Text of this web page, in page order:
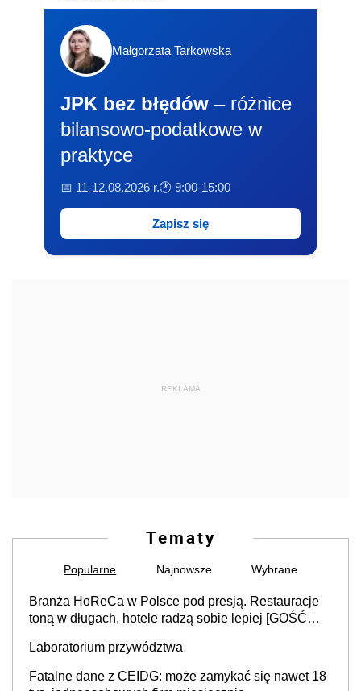
Małgorzata Tarkowska
JPK bez błędów – różnice
bilansowo-podatkowe w
praktyce
📅 11-12.08.2026 r.🕐 9:00-15:00
Zapisz się
REKLAMA
Tematy
Popularne Najnowsze Wybrane
Branża HoReCa w Polsce pod presją. Restauracje
toną w długach, hotele radzą sobie lepiej [GOŚĆ
Laboratorium przywództwa
Fatalne dane z CEIDG: może zamykać się nawet 18